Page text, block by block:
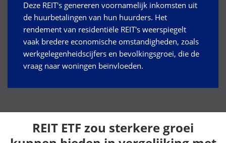
Deze REIT's genereren voornamelijk inkomsten uit
de huurbetalingen van hun huurders. Het
rendement van residentiële REIT's weerspiegelt
vaak bredere economische omstandigheden, zoals
werkgelegenheidscijfers en bevolkingsgroei, die de
vraag naar woningen beïnvloeden.
REIT ETF zou sterkere groei